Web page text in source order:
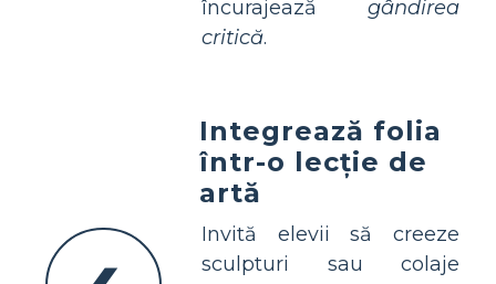
încurajează gândirea
critică.
Integrează folia
într-o lecție de
artă
Invită elevii să creeze
sculpturi sau colaje